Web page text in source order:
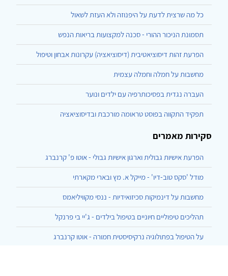
כל מה שרצית לדעת על היפנוזה ולא העזת לשאול
תסמונת הניכור ההורי - סכנה למקצועות בריאות הנפש
הפרעת זהות דיסוציאטיבית (דיסוציאציה) עקרונות אבחון וטיפול
מחשבות על חמלה וחמלה עצמית
העברה נגדית בפסיכותרפיה עם ילדים ונוער
תפקיד התקווה בפוסט טראומה מורכבת ובדיסוציאציה
סקירות מאמרים
הפרעת אישיות גבולית וארגון אישיות גבולי - אוטו פ' קרנברג
מודל 'סקס טוב-דיו' - מייקל א. מץ ובארי מקארתי
מחשבות על דינמיקות סכיזואידיות - ננסי מקוויליאמס
תהליכים טיפוליים חיוניים בטיפול בילדים - ג'יי בי פרנקל
על הטיפול בפתולוגיה נרקיסיסטית חמורה - אוטו קרנברג